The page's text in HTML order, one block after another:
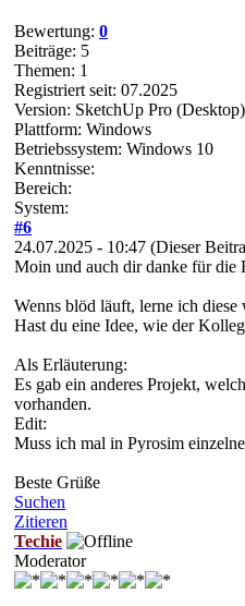
Bewertung: 0
Beiträge: 5
Themen: 1
Registriert seit: 07.2025
Version: SketchUp Pro
Plattform: Windows
Betriebssystem: Windows 10
Kenntnisse:
Bereich:
System:
#6
24.07.2025 - 10:47 (Dieser
Moin und auch dir danke für die
Wenns blöd läuft, lerne ich
Hast du eine Idee, wie der
Als Erläuterung:
Es gab ein anderes Projekt,
vorhanden.
Edit:
Muss ich mal in Pyrosim
Beste Grüße
Suchen
Zitieren
Techie
Moderator